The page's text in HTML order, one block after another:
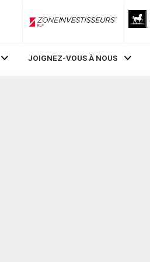
ZoneInvestisseurs RLP
JOIGNEZ-VOUS À NOUS